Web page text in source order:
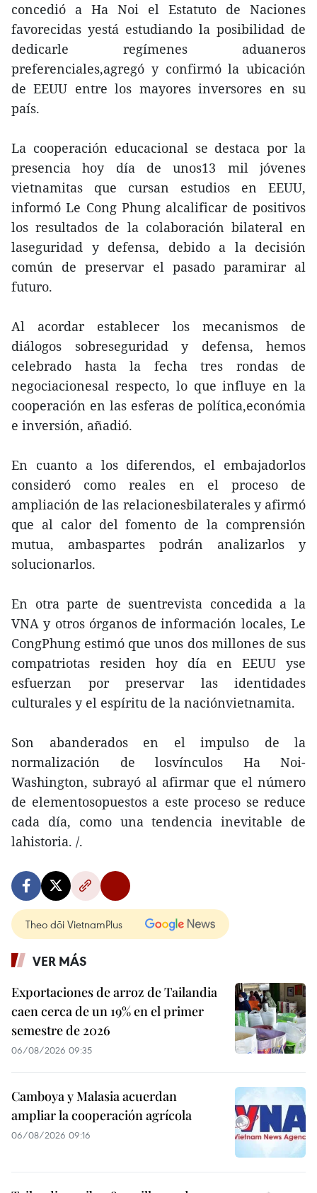
concedió a Ha Noi el Estatuto de Naciones
favorecidas yestá estudiando la posibilidad de
dedicarle regímenes aduaneros
preferenciales,agregó y confirmó la ubicación
de EEUU entre los mayores inversores en su
país.
La cooperación educacional se destaca por la
presencia hoy día de unos13 mil jóvenes
vietnamitas que cursan estudios en EEUU,
informó Le Cong Phung alcalificar de positivos
los resultados de la colaboración bilateral en
laseguridad y defensa, debido a la decisión
común de preservar el pasado paramirar al
futuro.
Al acordar establecer los mecanismos de
diálogos sobreseguridad y defensa, hemos
celebrado hasta la fecha tres rondas de
negociacionesal respecto, lo que influye en la
cooperación en las esferas de política,económia
e inversión, añadió.
En cuanto a los diferendos, el embajadorlos
consideró como reales en el proceso de
ampliación de las relacionesbilaterales y afirmó
que al calor del fomento de la comprensión
mutua, ambaspartes podrán analizarlos y
solucionarlos.
En otra parte de suentrevista concedida a la
VNA y otros órganos de información locales, Le
CongPhung estimó que unos dos millones de sus
compatriotas residen hoy día en EEUU yse
esfuerzan por preservar las identidades
culturales y el espíritu de la naciónvietnamita.
Son abanderados en el impulso de la
normalización de losvínculos Ha Noi-
Washington, subrayó al afirmar que el número
de elementosopuestos a este proceso se reduce
cada día, como una tendencia inevitable de
lahistoria. /.
Theo dõi VietnamPlus
VER MÁS
Exportaciones de arroz de Tailandia
caen cerca de un 19% en el primer
semestre de 2026
06/08/2026 09:35
Camboya y Malasia acuerdan
ampliar la cooperación agrícola
06/08/2026 09:16